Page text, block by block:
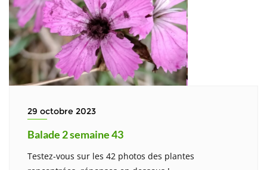
29 octobre 2023
Balade 2 semaine 43
Testez-vous sur les 42 photos des plantes